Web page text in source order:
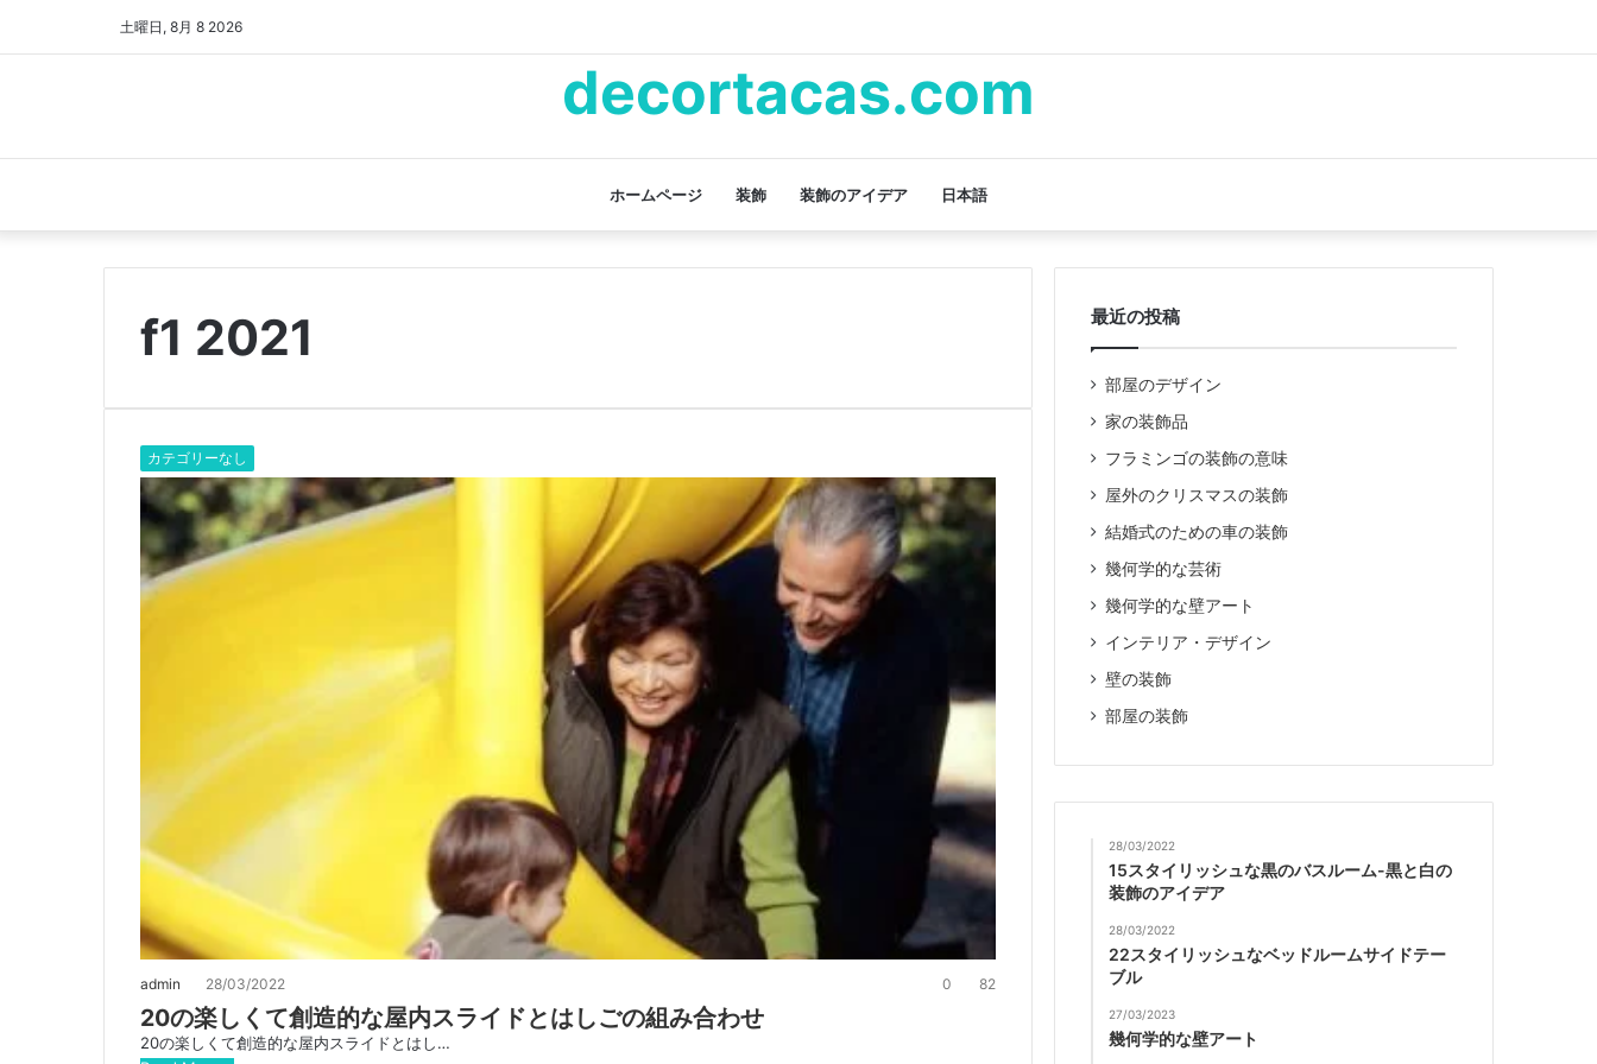
土曜日, 8月 8 2026
decortacas.com
ホームページ 装飾 装飾のアイデア 日本語
f1 2021
カテゴリーなし
admin 28/03/2022 0 82
20の楽しくて創造的な屋内スライドとはしごの組み合わせ
20の楽しくて創造的な屋内スライドとはし…
最近の投稿
部屋のデザイン
家の装飾品
フラミンゴの装飾の意味
屋外のクリスマスの装飾
結婚式のための車の装飾
幾何学的な芸術
幾何学的な壁アート
インテリア・デザイン
壁の装飾
部屋の装飾
28/03/2022
15スタイリッシュな黒のバスルーム-黒と白の
装飾のアイデア
28/03/2022
22スタイリッシュなベッドルームサイドテー
ブル
27/03/2023
幾何学的な壁アート